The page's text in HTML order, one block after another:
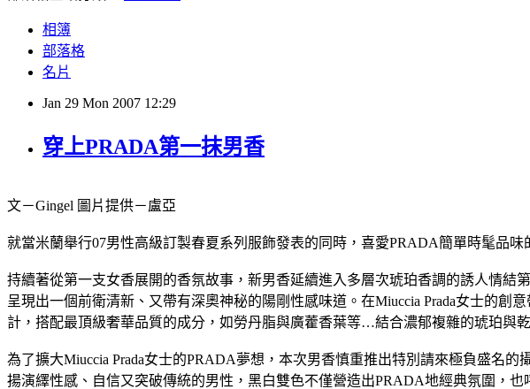
相簿
部落格
名片
Jan 29 Mon 2007 12:29
穿上PRADA第一抹男香
文－Gingel 圖片提供－盧亞
就當米蘭舉行07男性高級訂製春夏系列服飾發表的同時，喜愛PRADA簡單時髦品
持續著從第一支女香展開的香氛故事，新男香延續進入多層次琥珀香調的誘人情結
呈現出一個前衛清新、又帶有深奧神秘的陽剛性感味道。在Miuccia Prada女士的創
計，搭配最頂級奢華品質的成分，如勞丹脂與廣藿香葉等…結合濃郁複雜的琥珀與
為了擴大Miuccia Prada女士的PRADA夢想，本次男香慎重推出特別請來極負盛名
揚演繹性感、自信又突破傳統的男性，黑白雙色不僅營造出PRADA地經典氛圍，